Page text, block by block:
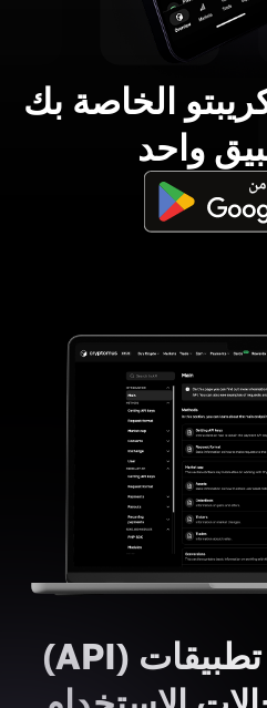
الخاصة بك
واحد
واجهة برمجة تطبيقات (API)